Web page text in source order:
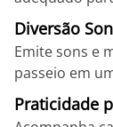
Diversão
Emite sons e
passeio em
Praticidade